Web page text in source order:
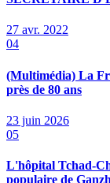
27 avr. 2022
04
(Multimédia) La
près de 80 ans
23 juin 2026
05
L'hôpital Tchad-
populaire de